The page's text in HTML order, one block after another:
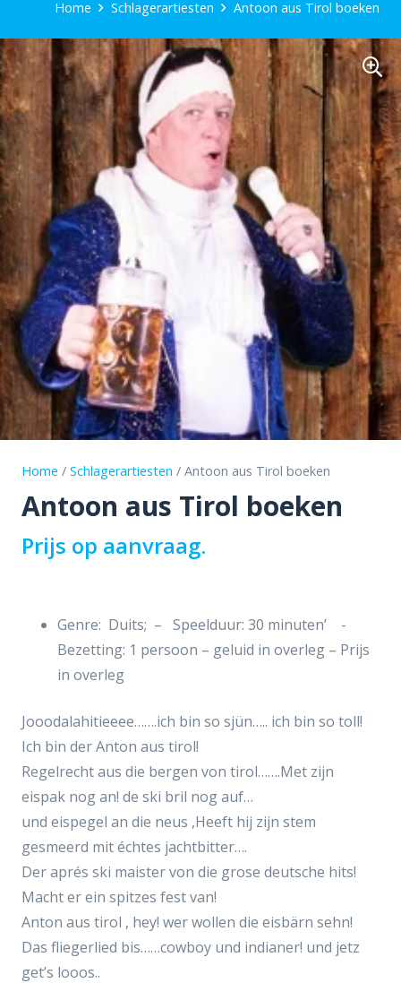
Home Schlagerartiesten Antoon aus Tirol boeken
Home / Schlagerartiesten / Antoon aus Tirol boeken
Antoon aus Tirol boeken
Prijs op aanvraag.
Genre: Duits; – Speelduur: 30 minuten’ -
Bezetting: 1 persoon – geluid in overleg – Prijs
in overleg
Jooodalahitieeee…….ich bin so sjün….. ich bin so toll!
Ich bin der Anton aus tirol!
Regelrecht aus die bergen von tirol…….Met zijn
eispak nog an! de ski bril nog auf…
und eispegel an die neus ,Heeft hij zijn stem
gesmeerd mit échtes jachtbitter….
Der aprés ski maister von die grose deutsche hits!
Macht er ein spitzes fest van!
Anton aus tirol , hey! wer wollen die eisbärn sehn!
Das fliegerlied bis……cowboy und indianer! und jetz
get’s looos..